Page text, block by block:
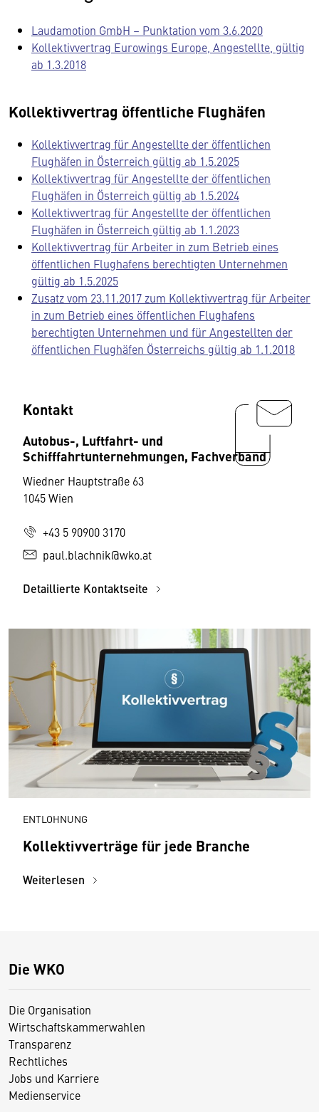
Laudamotion GmbH – Punktation vom 3.6.2020
Kollektivvertrag Eurowings Europe, Angestellte, gültig
ab 1.3.2018
Kollektivvertrag öffentliche Flughäfen
Kollektivvertrag für Angestellte der öffentlichen
Flughäfen in Österreich gültig ab 1.5.2025
Kollektivvertrag für Angestellte der öffentlichen
Flughäfen in Österreich gültig ab 1.5.2024
Kollektivvertrag für Angestellte der öffentlichen
Flughäfen in Österreich gültig ab 1.1.2023
Kollektivvertrag für Arbeiter in zum Betrieb eines
öffentlichen Flughafens berechtigten Unternehmen
gültig ab 1.5.2025
Zusatz vom 23.11.2017 zum Kollektivvertrag für Arbeiter
in zum Betrieb eines öffentlichen Flughafens
berechtigten Unternehmen und für Angestellten der
öffentlichen Flughäfen Österreichs gültig ab 1.1.2018
Kontakt
Autobus-, Luftfahrt- und
Schifffahrtunternehmungen, Fachverband
Wiedner Hauptstraße 63
1045 Wien
+43 5 90900 3170
paul.blachnik@wko.at
Detaillierte Kontaktseite
ENTLOHNUNG
Kollektivverträge für jede Branche
Weiterlesen
Die WKO
Die Organisation
Wirtschaftskammerwahlen
Transparenz
Rechtliches
Jobs und Karriere
Medienservice